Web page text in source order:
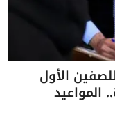
امتحانات شهر أبريل 2026 للصفين الأول
المواعيد